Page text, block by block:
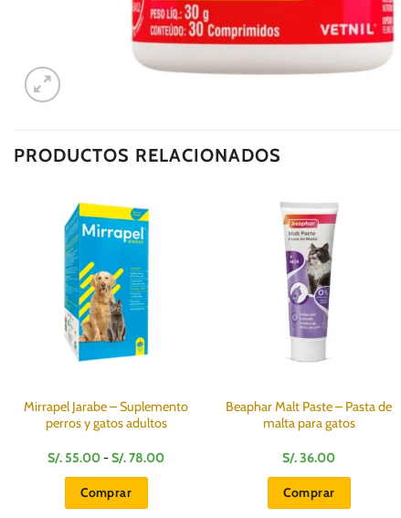
PRODUCTOS RELACIONADOS
Mirrapel Jarabe – Suplemento
perros y gatos adultos
S/. 55.00-S/.78.00Rango
Comprar
Beaphar Malt Paste – Pasta de
malta para gatos
S/.36.00
Comprar